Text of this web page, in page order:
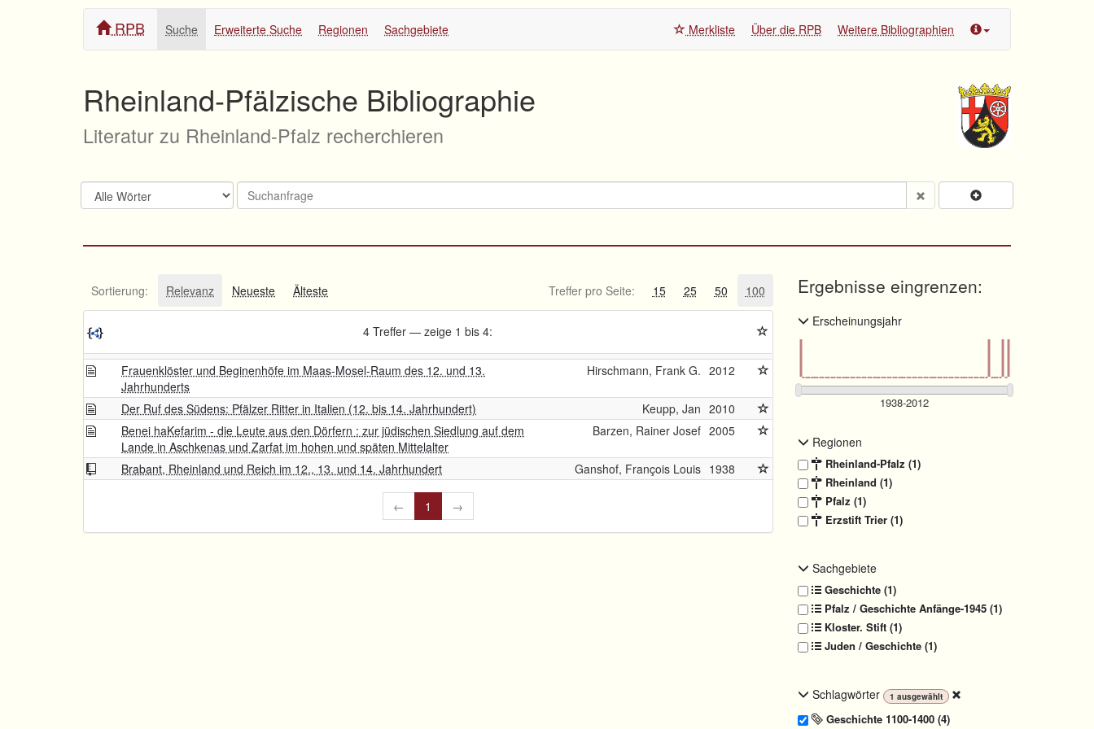
RPB Suche Erweiterte Suche Regionen Sachgebiete Merkliste Über die RPB Weitere Bibliographien
Rheinland-Pfälzische Bibliographie
Literatur zu Rheinland-Pfalz recherchieren
Sortierung: Relevanz Neueste Älteste Treffer pro Seite: 15 25 50 100
4 Treffer — zeige 1 bis 4:
Frauenklöster und Beginenhöfe im Maas-Mosel-Raum des 12. und 13.
Jahrhunderts
Hirschmann, Frank G. 2012
Der Ruf des Südens: Pfälzer Ritter in Italien (12. bis 14. Jahrhundert) Keupp, Jan 2010
Benei haKefarim - die Leute aus den Dörfern : zur jüdischen Siedlung auf dem
Lande in Aschkenas und Zarfat im hohen und späten Mittelalter
Barzen, Rainer Josef 2005
Brabant, Rheinland und Reich im 12., 13. und 14. Jahrhundert Ganshof, François Louis 1938
← 1 →
Ergebnisse eingrenzen:
Erscheinungsjahr
Regionen
Rheinland-Pfalz (1)
Rheinland (1)
Pfalz (1)
Erzstift Trier (1)
Sachgebiete
Geschichte (1)
Pfalz / Geschichte Anfänge-1945 (1)
Kloster. Stift (1)
Juden / Geschichte (1)
Schlagwörter 1 ausgewählt
Geschichte 1100-1400 (4)